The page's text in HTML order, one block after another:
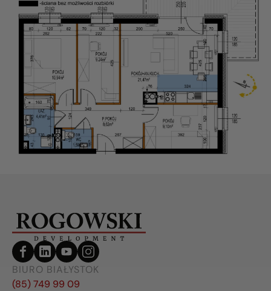
BIURO BIAŁYSTOK
(85) 749 99 09